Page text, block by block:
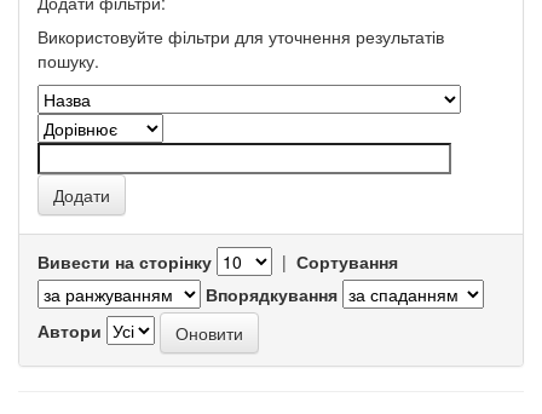
Використовуйте фільтри для уточнення результатів
пошуку.
Вивести на сторінку | Сортування
Впорядкування
Автори